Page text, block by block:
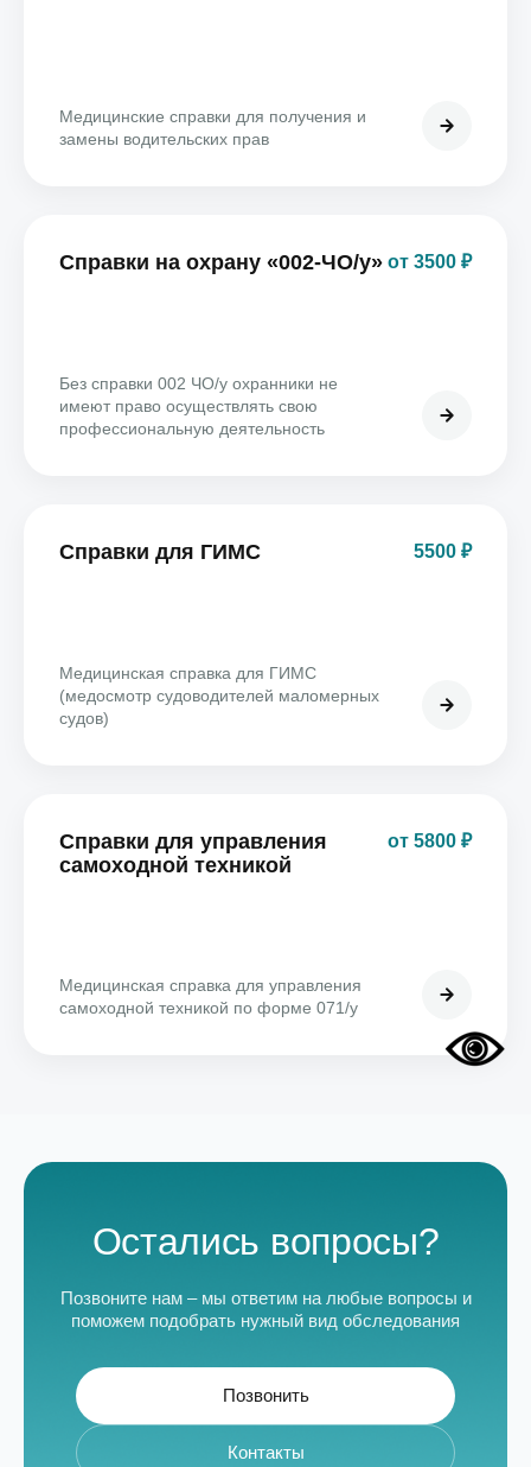
Медицинские справки для получения и
замены водительских прав
Справки на охрану «002-ЧО/у» от 3500 ₽
Без справки 002 ЧО/у охранники не
имеют право осуществлять свою
профессиональную деятельность
Справки для ГИМС 5500 ₽
Медицинская справка для ГИМС
(медосмотр судоводителей маломерных
судов)
Справки для управления
самоходной техникой
от 5800 ₽
Медицинская справка для управления
самоходной техникой по форме 071/у
Остались вопросы?
Позвоните нам – мы ответим на любые вопросы и
поможем подобрать нужный вид обследования
Позвонить
Контакты